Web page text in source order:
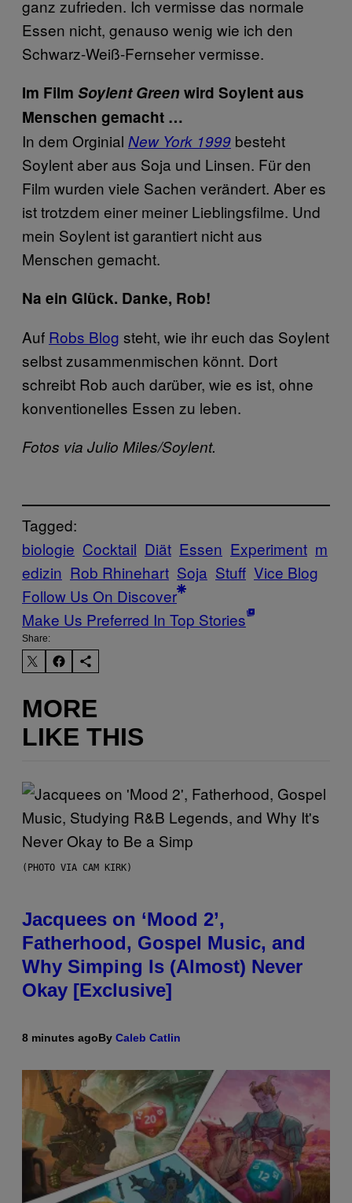
ganz zufrieden. Ich vermisse das normale
Essen nicht, genauso wenig wie ich den
Schwarz-Weiß-Fernseher vermisse.
Im Film Soylent Green wird Soylent aus
Menschen gemacht …
In dem Orginial New York 1999 besteht
Soylent aber aus Soja und Linsen. Für den
Film wurden viele Sachen verändert. Aber es
ist trotzdem einer meiner Lieblingsfilme. Und
mein Soylent ist garantiert nicht aus
Menschen gemacht.
Na ein Glück. Danke, Rob!
Auf Robs Blog steht, wie ihr euch das Soylent
selbst zusammenmischen könnt. Dort
schreibt Rob auch darüber, wie es ist, ohne
konventionelles Essen zu leben.
Fotos via Julio Miles/Soylent.
Tagged:
biologie Cocktail Diät Essen Experiment m
edizin Rob Rhinehart Soja Stuff Vice Blog
Follow Us On Discover
Make Us Preferred In Top Stories
Share:
MORE
LIKE THIS
(PHOTO VIA CAM KIRK)
Jacquees on ‘Mood 2’,
Fatherhood, Gospel Music, and
Why Simping Is (Almost) Never
Okay [Exclusive]
8 minutes agoBy Caleb Catlin